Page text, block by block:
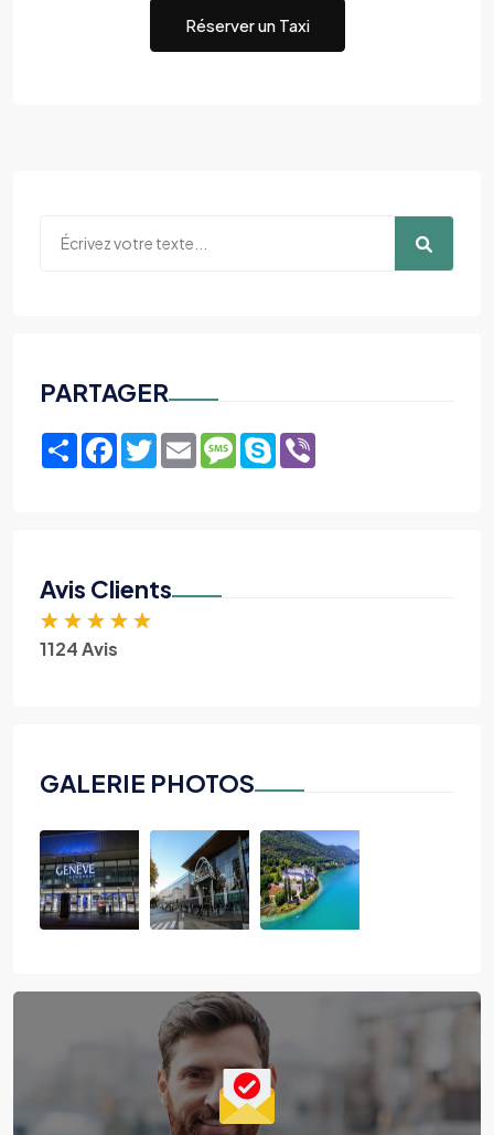
Réserver un Taxi
PARTAGER
ShareFacebook
TwitterEmailMessage
Skype
Avis Clients
★ ★ ★ ★ ★
1124 Avis
GALERIE PHOTOS